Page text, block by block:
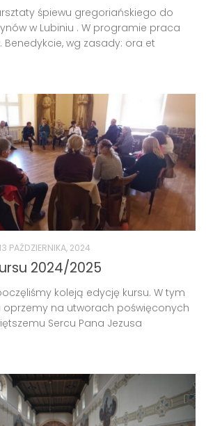
śpiewu gregoriańskiego do
w Lubiniu . W programie praca
wg zasady: ora et
13 PAŹDZIERNIKA, 2024
2024/2025
koleją edycję kursu. W tym
oprzemy na utworach poświęconych
Sercu Pana Jezusa